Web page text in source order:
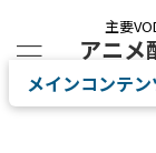
主要
アニメ
メインコンテ